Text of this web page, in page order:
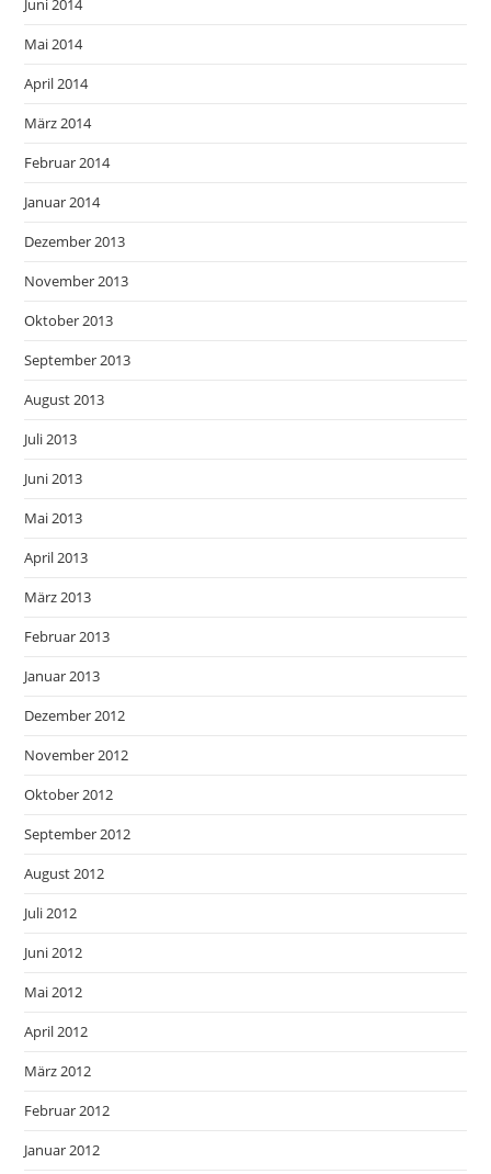
Juni 2014
Mai 2014
April 2014
März 2014
Februar 2014
Januar 2014
Dezember 2013
November 2013
Oktober 2013
September 2013
August 2013
Juli 2013
Juni 2013
Mai 2013
April 2013
März 2013
Februar 2013
Januar 2013
Dezember 2012
November 2012
Oktober 2012
September 2012
August 2012
Juli 2012
Juni 2012
Mai 2012
April 2012
März 2012
Februar 2012
Januar 2012